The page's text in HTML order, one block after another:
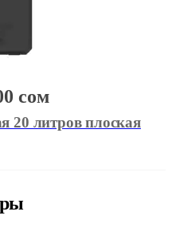
20 литров плоская
сом